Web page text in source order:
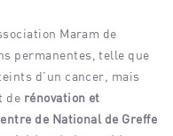
Maram de
permanentes, telle que
d’un cancer, mais
de rénovation et
de National de Greffe